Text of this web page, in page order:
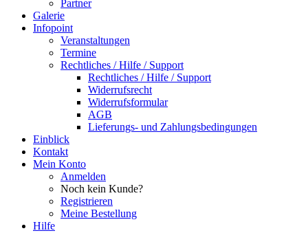
Partner
Galerie
Infopoint
Veranstaltungen
Termine
Rechtliches / Hilfe / Support
Rechtliches / Hilfe / Support
Widerrufsrecht
Widerrufsformular
AGB
Lieferungs- und Zahlungsbedingungen
Einblick
Kontakt
Mein Konto
Anmelden
Noch kein Kunde?
Registrieren
Meine Bestellung
Hilfe